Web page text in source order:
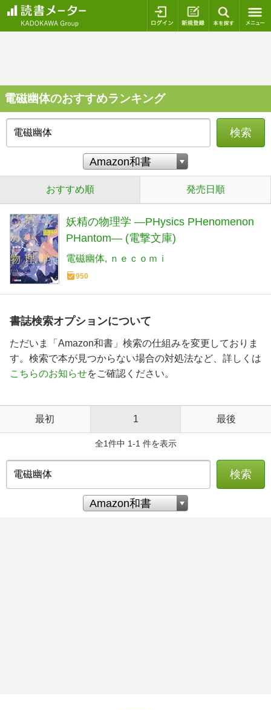
ログイン 新規登録
電磁幽体のおすすめランキング
検索
おすすめ順 発売日順
妖精の物理学 ―PHysics PHenomenon
PHantom― (電撃文庫)
電磁幽体 ｎｅｃｏｍｉ
950
書誌検索オプションについて
ただいま「Amazon和書」検索の仕組みを変更しておりま
す。検索で本が見つからない場合の対処法など、詳しくは
こちらのお知らせをご確認ください。
最初 1 最後
全1件中 1-1 件を表示
検索